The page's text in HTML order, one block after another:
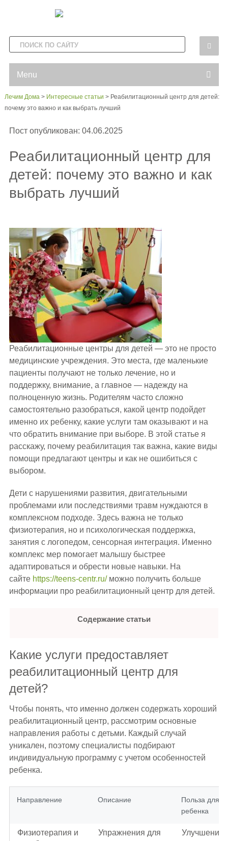
Menu
Лечим Дома> Интересные статьи > Реабилитационный центр для детей:
почему это важно и как выбрать лучший
Пост опубликован: 04.06.2025
Реабилитационный центр для
детей: почему это важно и как
выбрать лучший
Реабилитационные центры для детей — это не просто
медицинские учреждения. Это места, где маленькие
пациенты получают не только лечение, но и
поддержку, внимание, а главное — надежду на
полноценную жизнь. Родителям часто сложно
самостоятельно разобраться, какой центр подойдет
именно их ребенку, какие услуги там оказывают и на
что обратить внимание при выборе. В этой статье я
расскажу, почему реабилитация так важна, какие виды
помощи предлагают центры и как не ошибиться с
выбором.
Дети с нарушениями развития, двигательными
проблемами или последствиями травм нуждаются в
комплексном подходе. Здесь важна не только
физиотерапия, но и психологическая поддержка,
занятия с логопедом, сенсорная интеграция. Именно
комплекс мер помогает малышу быстрее
адаптироваться и обрести новые навыки. На
сайте https://teens-centr.ru/можно получить больше
информации про реабилитационный центр для детей.
Содержание статьи
Какие услуги предоставляет
реабилитационный центр для
детей?
Чтобы понять, что именно должен содержать хороший
реабилитационный центр, рассмотрим основные
направления работы с детьми. Каждый случай
уникален, поэтому специалисты подбирают
индивидуальную программу с учетом особенностей
ребенка.
Направление Описание
Польза для
ребенка
Физиотерапия и
Упражнения для
Улучшение